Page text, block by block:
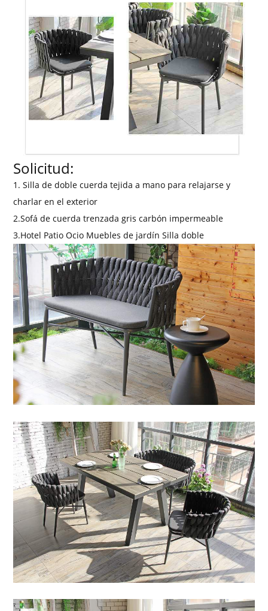
Solicitud:
1. Silla de doble cuerda tejida a mano para relajarse y
charlar en el exterior
2.Sofá de cuerda trenzada gris carbón impermeable
3.Hotel Patio Ocio Muebles de jardín Silla doble